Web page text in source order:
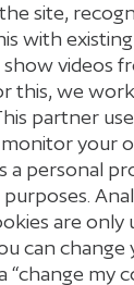
4 5 6
12 13
site,
with existing
videos
this, we
partner
your
a personal
are only
can
“change my